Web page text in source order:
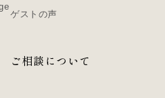
ゲストの声
ご相談について